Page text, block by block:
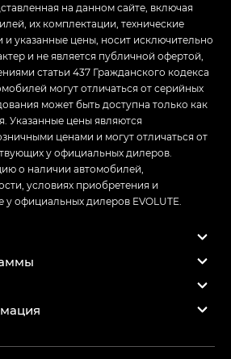
на данном сайте, включая
их комплектации, технические
и указанные цены, носит исключительно
и не является публичной офертой,
статьи 437 Гражданского кодекса
могут отличаться от серийных
может быть доступна только как
Указанные цены являются
ценами и могут отличаться от
у официальных дилеров.
о наличии автомобилей,
условиях приобретения и
у официальных дилеров EVOLUTE.